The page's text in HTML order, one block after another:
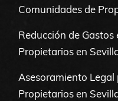
Comunidades de
Reducción de
Propietarios en
Asesoramiento
Propietarios en